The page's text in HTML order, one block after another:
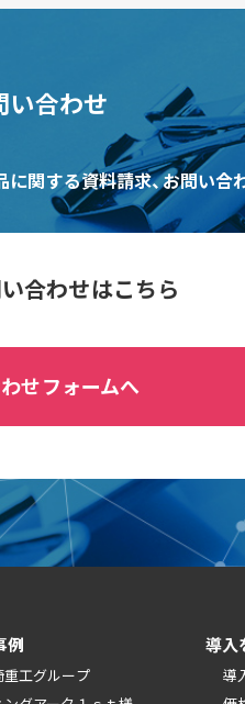
い合わせ
関する資料請求、お問い合
合わせはこちら
せフォームへ
例
重工グループ
導入
導